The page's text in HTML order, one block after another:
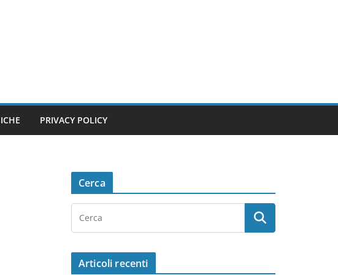
PRIVACY POLICY
Cerca
Articoli recenti